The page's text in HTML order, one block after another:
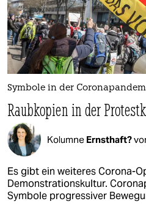
Symbole in der
Raubkopien in der
Kolumne Ernsthaft?
Es gibt ein weiteres Corona-
Demonstrationskultur.
Symbole progressiver